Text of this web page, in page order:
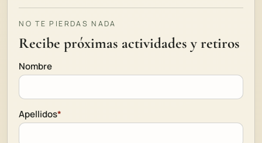
NO TE PIERDAS NADA
Recibe próximas actividades y retiros
Nombre
Apellidos*